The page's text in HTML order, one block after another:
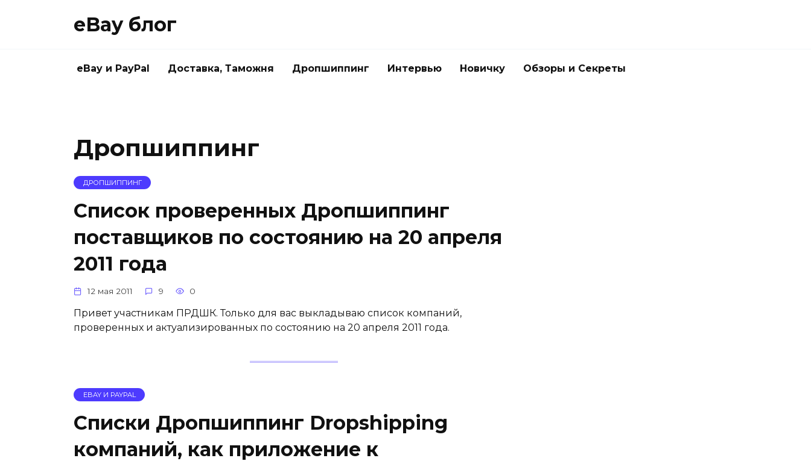
eBay блог
eBay и PayPal Доставка, Таможня Дропшиппинг Интервью Новичку Обзоры и Секреты
Дропшиппинг
ДРОПШИППИНГ
Список проверенных Дропшиппинг
поставщиков по состоянию на 20 апреля
2011 года
12 мая 2011 9 0
Привет участникам ПРДШК. Только для вас выкладываю список компаний,
проверенных и актуализированных по состоянию на 20 апреля 2011 года.
EBAY И PAYPAL
Списки Дропшиппинг Dropshipping
компаний, как приложение к